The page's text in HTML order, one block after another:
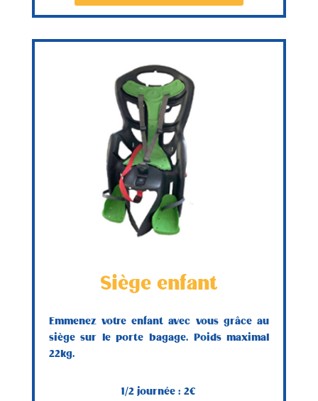
Siège enfant
Emmenez votre enfant avec vous grâce au
siège sur le porte bagage. Poids maximal
22kg.
1/2 journée : 2€